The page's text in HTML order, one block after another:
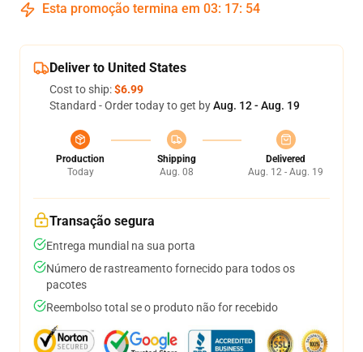
Esta promoção termina em 03: 17: 54
Deliver to United States
Cost to ship:$6.99
Standard - Order today to get byAug. 12 - Aug. 19
Production
Today
Shipping
Aug. 08
Delivered
Aug. 12 - Aug. 19
Transação segura
Entrega mundial na sua porta
Número de rastreamento fornecido para todos os
pacotes
Reembolso total se o produto não for recebido